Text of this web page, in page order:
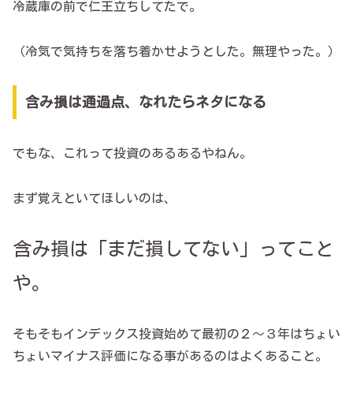
冷蔵庫の前で仁王立ちしてたで。
（冷気で気持ちを落ち着かせようとした。無理やった。）
含み損は通過点、なれたらネタになる
でもな、これって投資のあるあるやねん。
まず覚えといてほしいのは、
含み損は「まだ損してない」ってこと
や。
そもそもインデックス投資始めて最初の２～３年はちょい
ちょいマイナス評価になる事があるのはよくあること。